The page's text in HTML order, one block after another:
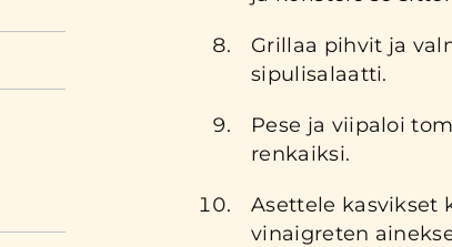
Grillaa pihvit ja
sipulisalaatti.
Pese ja viipaloi
renkaiksi.
Asettele kasvikset
vinaigreten